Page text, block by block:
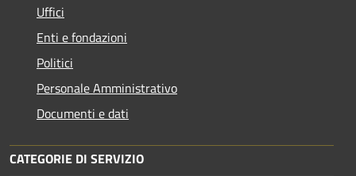
Uffici
Enti e fondazioni
Politici
Personale Amministrativo
Documenti e dati
CATEGORIE DI SERVIZIO